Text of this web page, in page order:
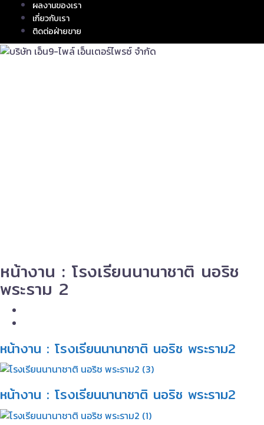
ผลงานของเรา
เกี่ยวกับเรา
ติดต่อฝ่ายขาย
หน้างาน : โรงเรียนนานาชาติ นอริช
พระราม 2
หน้างาน : โรงเรียนนานาชาติ นอริช พระราม2​
หน้างาน : โรงเรียนนานาชาติ นอริช พระราม2​